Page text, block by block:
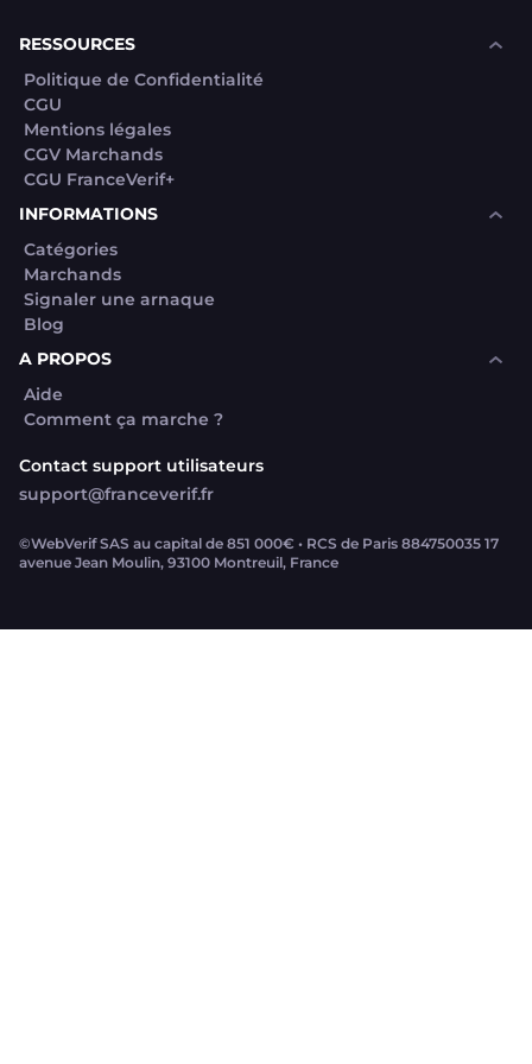
elles sont bloquées en attente. C'est un leurre.
RESSOURCES
Politique de Confidentialité
CGU
Mentions légales
CGV Marchands
CGU FranceVerif+
INFORMATIONS
Catégories
Marchands
Signaler une arnaque
Blog
A PROPOS
Aide
Comment ça marche ?
Contact support utilisateurs
support@franceverif.fr
©WebVerif SAS au capital de 851 000€ • RCS de Paris 884750035 17
avenue Jean Moulin, 93100 Montreuil, France